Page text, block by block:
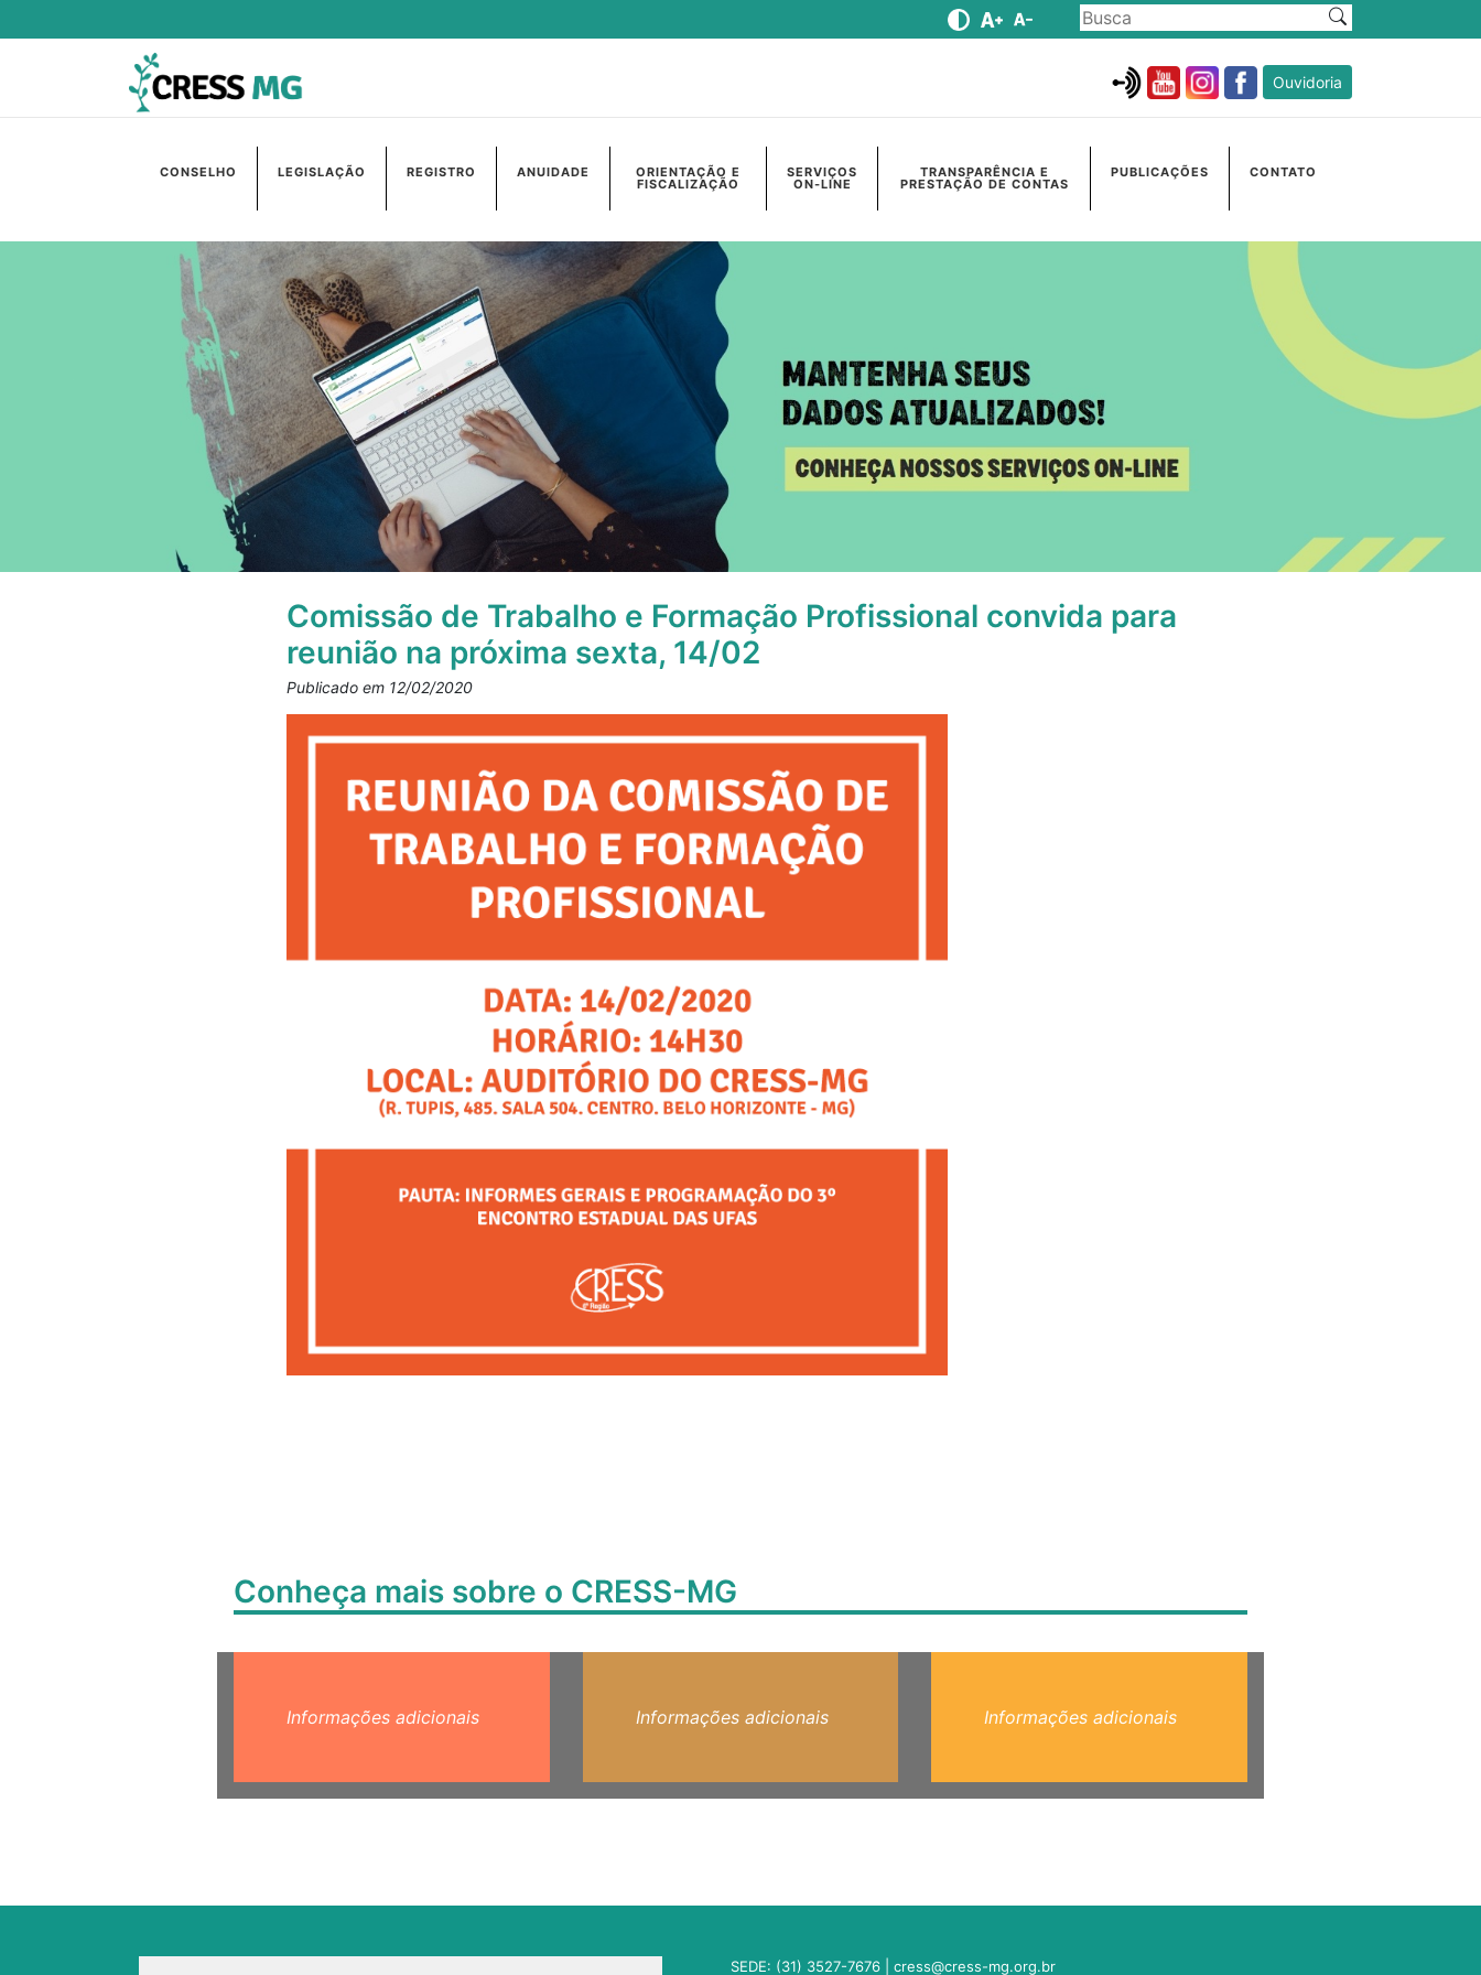
Ouvidoria
CONSELHO LEGISLAÇÃO REGISTRO ANUIDADE ORIENTAÇÃO E
FISCALIZAÇÃO
SERVIÇOS
ON-LINE
TRANSPARÊNCIA E
PRESTAÇÃO DE CONTAS
PUBLICAÇÕES CONTATO
Comissão de Trabalho e Formação Profissional convida para
reunião na próxima sexta, 14/02
Publicado em 12/02/2020
Conheça mais sobre o CRESS-MG
Informações adicionais Informações adicionais Informações adicionais
SEDE: (31) 3527-7676 |cress@cress-mg.org.br